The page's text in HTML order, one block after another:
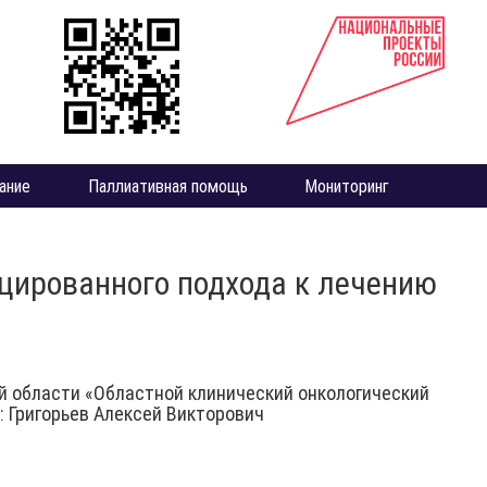
Паллиативная помощь Мониторинг
подхода к лечению
«Областной клинический онкологический
Алексей Викторович